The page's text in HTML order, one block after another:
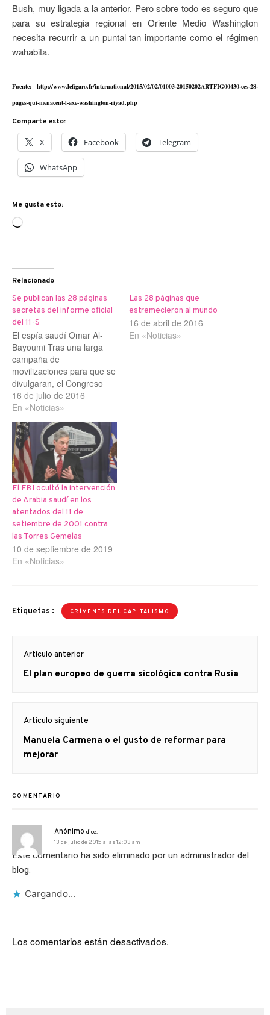
Bush, muy ligada a la anterior. Pero sobre todo es seguro que
para su estrategia regional en Oriente Medio Washington
necesita recurrir a un puntal tan importante como el régimen
wahabita.
Fuente: http://www.lefigaro.fr/international/2015/02/02/01003-20150202ARTFIG00430-ces-28-
pages-qui-menacent-l-axe-washington-riyad.php
Comparte esto:
X Facebook Telegram
WhatsApp
Me gusta esto:
Cargando...
Relacionado
Se publican las 28 páginas
secretas del informe oficial
del 11-S
El espía saudí Omar Al-
Bayoumi Tras una larga
campaña de
movilizaciones para que se
divulgaran, el Congreso
estadounidense acaba de
publicar las 28 páginas
los atentados del 11-S en
las Torres Gemelas de
Nueva York. La
información estuvo
guardada desde que en
2002 se leaboró el…
16 de julio de 2016
En «Noticias»
Las 28 páginas que
estremecieron al mundo
16 de abril de 2016
En «Noticias»
El FBI ocultó la intervención
de Arabia saudí en los
atentados del 11 de
setiembre de 2001 contra
las Torres Gemelas
10 de septiembre de 2019
En «Noticias»
Etiquetas : CRÍMENES DEL CAPITALISMO
de
entradas
Artículo anterior
Artículo
El plan europeo de guerra sicológica contra Rusia
Artículo siguiente
Artículo
siguiente:
Manuela Carmena o el gusto de reformar para
mejorar
COMENTARIO
Anónimo dice:
13 de julio de 2015 a las 12:03 am
Este comentario ha sido eliminado por un administrador del
blog.
Cargando...
Los comentarios están desactivados.